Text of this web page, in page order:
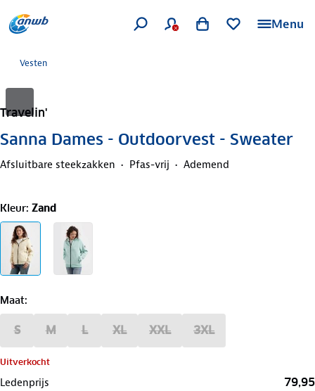
Menu
Vesten
Travelin'
Sanna Dames - Outdoorvest - Sweater
Afsluitbare steekzakken Pfas-vrij Ademend
Kleur: Zand
Maat:
S M L XL XXL 3XL
Uitverkocht
Ledenprijs 79,95